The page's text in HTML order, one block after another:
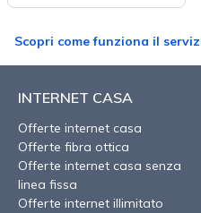
Scopri come funziona il
INTERNET CASA
Offerte internet casa
Offerte fibra ottica
Offerte internet casa senza
linea fissa
Offerte internet illimitato